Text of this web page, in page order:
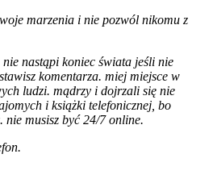
marzenia i nie pozwól nikomu z
nastąpi koniec świata jeśli nie
komentarza. miej miejsce w
ludzi. mądrzy i dojrzali się nie
i książki telefonicznej, bo
nie musisz być 24/7 online.